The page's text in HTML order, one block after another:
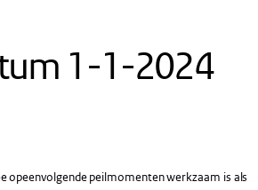
1-1-2024
peilmomenten werkzaam is als